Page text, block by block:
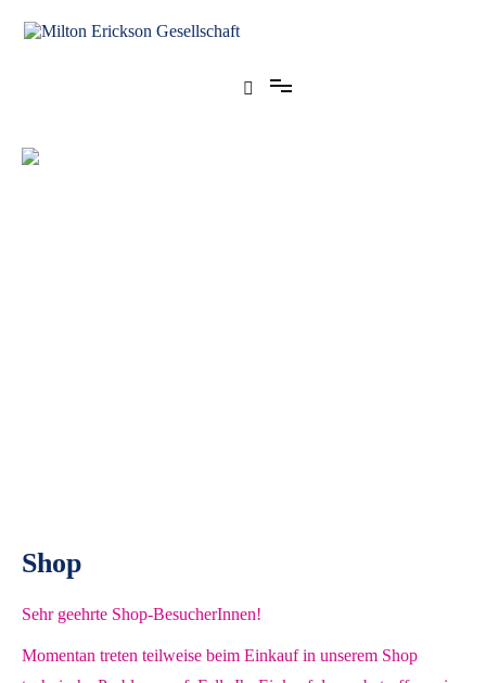
Shop
Sehr geehrte Shop-BesucherInnen!
Momentan treten teilweise beim Einkauf in unserem Shop